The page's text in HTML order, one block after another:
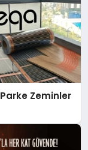
Zeminler